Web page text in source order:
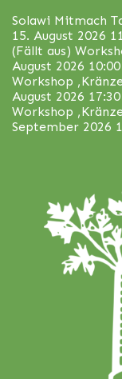
Solawi Mitmach
15. August 2026
(Fällt aus)
August 2026 10:00
Workshop
August 2026 17:30
Workshop
September 2026